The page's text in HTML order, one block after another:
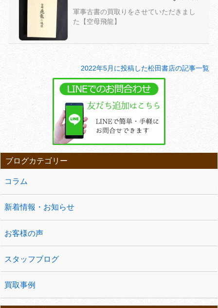
軍事古書の買取りをさせていただきまし
た【空母飛龍】
2022年5月に投稿した松田書店の記事一覧
ブログカテゴリー
コラム
新着情報・お知らせ
お客様の声
スタッフブログ
買取事例